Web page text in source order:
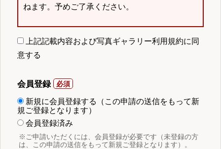
ねます。予めご了承ください。
上記記載内容および写真ギャラリー利用規約に同
意する
会員登録
新規に会員登録する（この申請の送信をもって新
規ご登録となります）
会員登録済み
※ご申請いただくには、会員登録が必要です（未登録の方
は、この申請の送信をもって新規ご登録となります）。